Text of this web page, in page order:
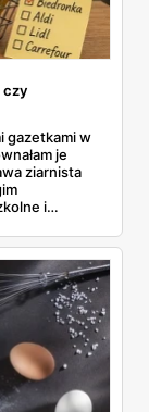
czy
gazetkami w
je
ziarnista
i
aplikacją. Aldi
warzywa jedź